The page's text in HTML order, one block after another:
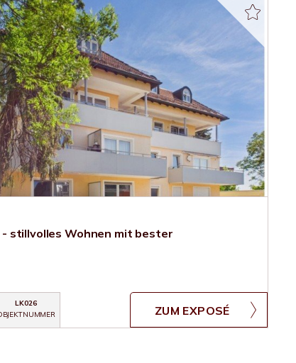
stillvolles Wohnen mit bester
LK026
ZUM EXPOSÉ